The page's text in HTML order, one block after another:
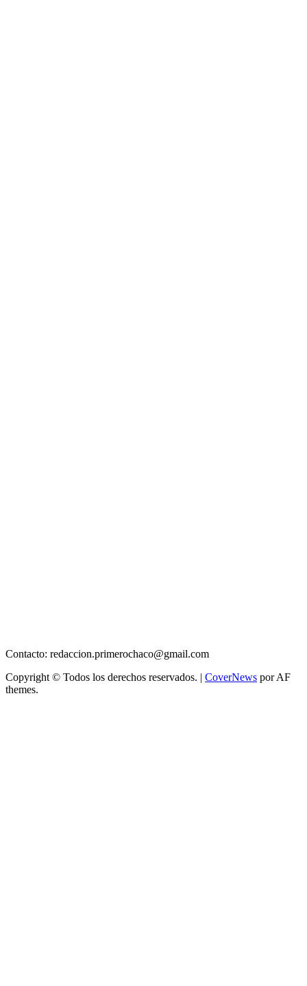
Contacto: redaccion.primerochaco@gmail.com
Copyright © Todos los derechos reservados. | CoverNews por AF
themes.